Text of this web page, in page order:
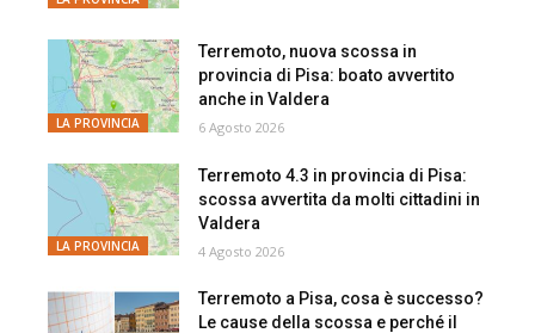
LA PROVINCIA
Terremoto, nuova scossa in
provincia di Pisa: boato avvertito
anche in Valdera
6 Agosto 2026
LA PROVINCIA
Terremoto 4.3 in provincia di Pisa:
scossa avvertita da molti cittadini in
Valdera
4 Agosto 2026
Terremoto a Pisa, cosa è successo?
Le cause della scossa e perché il